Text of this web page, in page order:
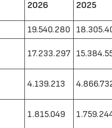
2026 2025
19.540.280
17.233.297
4.139.213
1.815.049